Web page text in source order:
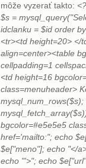
môže vyzerať takto:
$s =
idclanku = $id order
<tr><td height=20> </
align=center><table
cellpadding=1
<td height=16
class=menuheader>
bgcolor=#e5e5e5
href='mailto:"; echo
$e["meno"]; echo "</
echo "'>"; echo